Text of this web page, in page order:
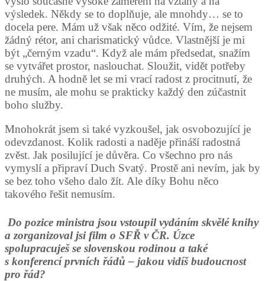
výsledek. Někdy se to doplňuje, ale mnohdy… se to
docela pere. Mám už však něco odžité. Vím, že nejsem
žádný rétor, ani charismatický vůdce. Vlastnější je mi
být „černým vzadu“. Když ale mám předsedat, snažím
se vytvářet prostor, naslouchat. Sloužit, vidět potřeby
druhých. A hodně let se mi vrací radost z procitnutí, že
ne musím, ale mohu se prakticky každý den zúčastnit
boho služby.
Mnohokrát jsem si také vyzkoušel, jak osvobozující je
odevzdanost. Kolik radosti a naděje přináší radostná
zvěst. Jak posilující je důvěra. Co všechno pro nás
vymyslí a připraví Duch Svatý. Prostě ani nevím, jak by
se bez toho všeho dalo žít. Ale díky Bohu něco
takového řešit nemusím.
Do pozice ministra jsou vstoupil vydáním skvělé knihy
a zorganizoval jsi film o SFŘ v ČR. Úzce
spolupracuješ se slovenskou rodinou a také
s konferencí prvních řádů – jakou vidíš budoucnost
pro řád?